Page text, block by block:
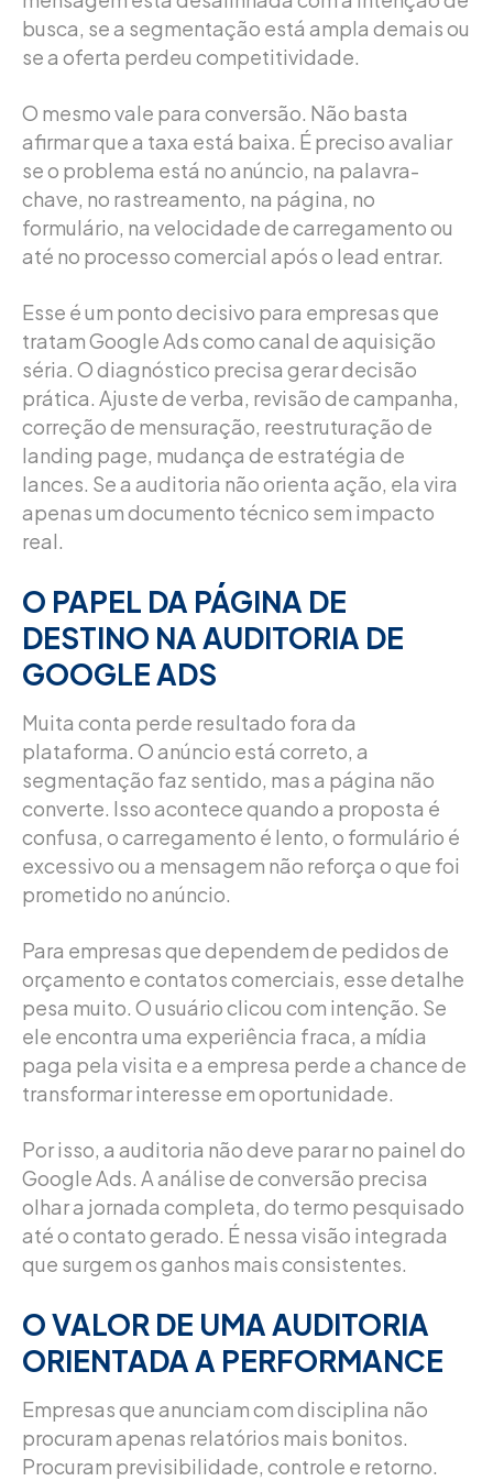
busca, se a segmentação está ampla demais ou
se a oferta perdeu competitividade.
O mesmo vale para conversão. Não basta
afirmar que a taxa está baixa. É preciso avaliar
se o problema está no anúncio, na palavra-
chave, no rastreamento, na página, no
formulário, na velocidade de carregamento ou
até no processo comercial após o lead entrar.
Esse é um ponto decisivo para empresas que
tratam Google Ads como canal de aquisição
séria. O diagnóstico precisa gerar decisão
prática. Ajuste de verba, revisão de campanha,
correção de mensuração, reestruturação de
landing page, mudança de estratégia de
lances. Se a auditoria não orienta ação, ela vira
apenas um documento técnico sem impacto
real.
O PAPEL DA PÁGINA DE
DESTINO NA AUDITORIA DE
GOOGLE ADS
Muita conta perde resultado fora da
plataforma. O anúncio está correto, a
segmentação faz sentido, mas a página não
converte. Isso acontece quando a proposta é
confusa, o carregamento é lento, o formulário é
excessivo ou a mensagem não reforça o que foi
prometido no anúncio.
Para empresas que dependem de pedidos de
orçamento e contatos comerciais, esse detalhe
pesa muito. O usuário clicou com intenção. Se
ele encontra uma experiência fraca, a mídia
paga pela visita e a empresa perde a chance de
transformar interesse em oportunidade.
Por isso, a auditoria não deve parar no painel do
Google Ads. A análise de conversão precisa
olhar a jornada completa, do termo pesquisado
até o contato gerado. É nessa visão integrada
que surgem os ganhos mais consistentes.
O VALOR DE UMA AUDITORIA
ORIENTADA A PERFORMANCE
Empresas que anunciam com disciplina não
procuram apenas relatórios mais bonitos.
Procuram previsibilidade, controle e retorno.